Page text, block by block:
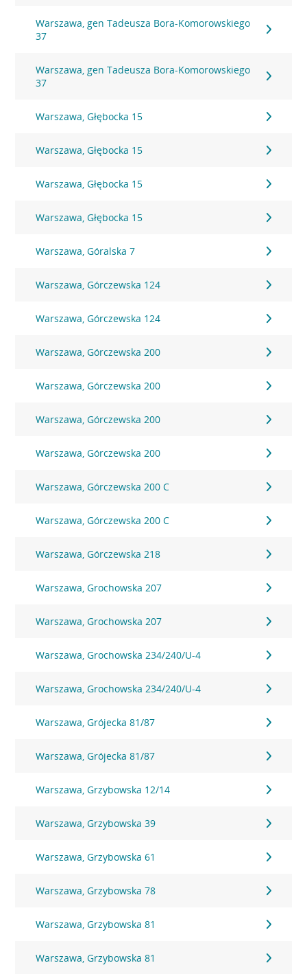
Warszawa, gen Tadeusza Bora-Komorowskiego
37
Warszawa, gen Tadeusza Bora-Komorowskiego
37
Warszawa, Głębocka 15
Warszawa, Głębocka 15
Warszawa, Głębocka 15
Warszawa, Głębocka 15
Warszawa, Góralska 7
Warszawa, Górczewska 124
Warszawa, Górczewska 124
Warszawa, Górczewska 200
Warszawa, Górczewska 200
Warszawa, Górczewska 200
Warszawa, Górczewska 200
Warszawa, Górczewska 200 C
Warszawa, Górczewska 200 C
Warszawa, Górczewska 218
Warszawa, Grochowska 207
Warszawa, Grochowska 207
Warszawa, Grochowska 234/240/U-4
Warszawa, Grochowska 234/240/U-4
Warszawa, Grójecka 81/87
Warszawa, Grójecka 81/87
Warszawa, Grzybowska 12/14
Warszawa, Grzybowska 39
Warszawa, Grzybowska 61
Warszawa, Grzybowska 78
Warszawa, Grzybowska 81
Warszawa, Grzybowska 81